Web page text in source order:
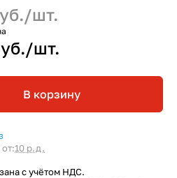
шт.
шт.
В корзину
10 р.д.
с учётом НДС.